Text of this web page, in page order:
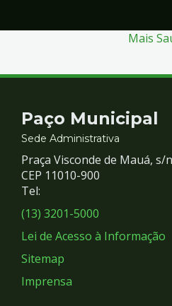
Mais
Contato
e
Redes
Sociais
Paço Municipal
Sede Administrativa
Praça Visconde de Mauá, s/
CEP 11010-900
Tel:
(13) 3201-5000
Lei de Acesso à Informação
Sitemap
Imprensa